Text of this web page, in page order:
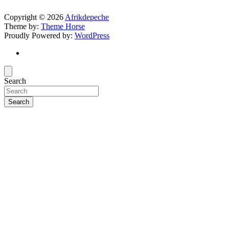
Copyright © 2026 Afrikdepeche
Theme by: Theme Horse
Proudly Powered by: WordPress
Search
Search